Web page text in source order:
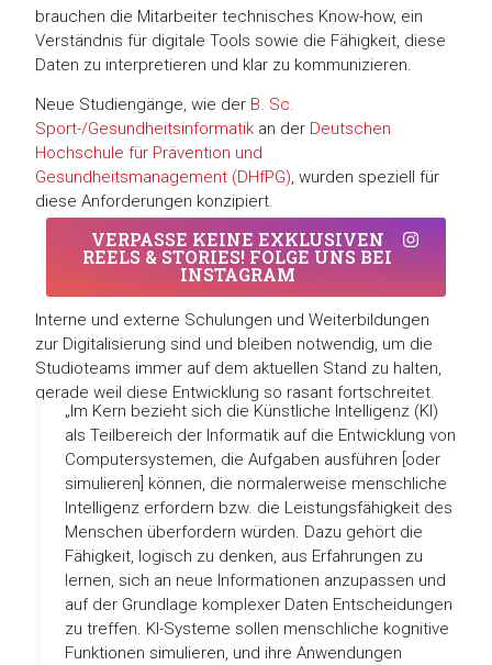
brauchen die Mitarbeiter technisches Know-how, ein
Verständnis für digitale Tools sowie die Fähigkeit, diese
Daten zu interpretieren und klar zu kommunizieren.
Neue Studiengänge, wie der B. Sc.
Sport-/Gesundheitsinformatik an der Deutschen
Hochschule für Prävention und
Gesundheitsmanagement (DHfPG), wurden speziell für
diese Anforderungen konzipiert.
VERPASSE KEINE EXKLUSIVEN
REELS & STORIES! FOLGE UNS BEI
INSTAGRAM
Interne und externe Schulungen und Weiterbildungen
zur Digitalisierung sind und bleiben notwendig, um die
Studioteams immer auf dem aktuellen Stand zu halten,
gerade weil diese Entwicklung so rasant fortschreitet.
„Im Kern bezieht sich die Künstliche Intelligenz (KI)
als Teilbereich der Informatik auf die Entwicklung von
Computersystemen, die Aufgaben ausführen [oder
simulieren] können, die normalerweise menschliche
Intelligenz erfordern bzw. die Leistungsfähigkeit des
Menschen überfordern würden. Dazu gehört die
Fähigkeit, logisch zu denken, aus Erfahrungen zu
lernen, sich an neue Informationen anzupassen und
auf der Grundlage komplexer Daten Entscheidungen
zu treffen. KI-Systeme sollen menschliche kognitive
Funktionen simulieren, und ihre Anwendungen